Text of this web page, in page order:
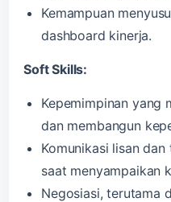
Kemampuan
dashboard kinerja.
Soft Skills:
Kepemimpinan yang
dan membangun
Komunikasi lisan
saat menyampaikan
Negosiasi, terutama